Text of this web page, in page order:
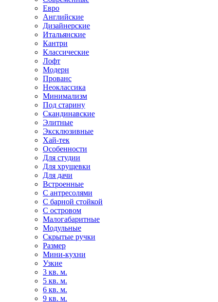
Евро
Английские
Дизайнерские
Итальянские
Кантри
Классические
Лофт
Модерн
Прованс
Неоклассика
Минимализм
Под старину
Скандинавские
Элитные
Эксклюзивные
Хай-тек
Особенности
Для студии
Для хрущевки
Для дачи
Встроенные
С антресолями
С барной стойкой
С островом
Малогабаритные
Модульные
Скрытые ручки
Размер
Мини-кухни
Узкие
3 кв. м.
5 кв. м.
6 кв. м.
9 кв. м.